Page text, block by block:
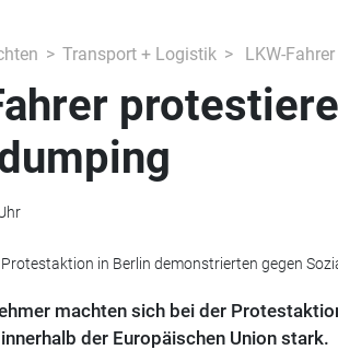
Transport + Logistik LKW-
Protestaktion in Berlin demonstrierten gegen
machten sich bei der
der Europäischen Union stark.